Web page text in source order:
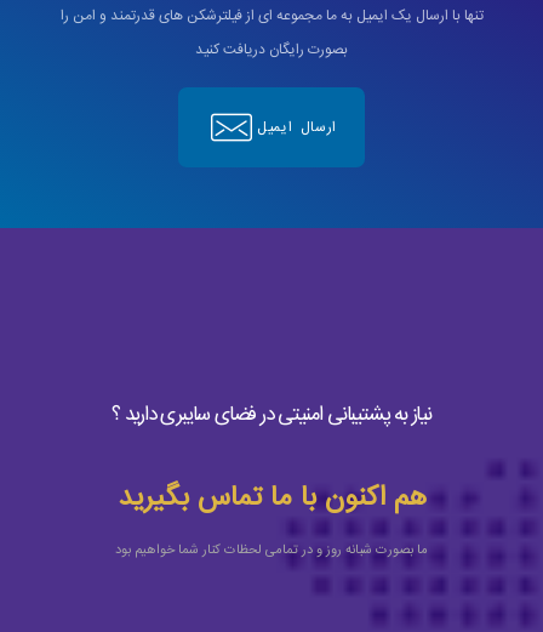
تنها با ارسال یک ایمیل به ما مجموعه ای از فیلترشکن های قدرتمند و امن را
بصورت رایگان دریافت کنید
ارسال ایمیل
نیاز به پشتیبانی امنیتی در فضای سایبری دارید ؟
هم اکنون با ما تماس بگیرید
ما بصورت شبانه روز و در تمامی لحظات کنار شما خواهیم بود